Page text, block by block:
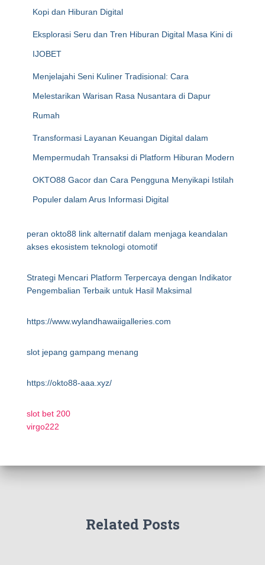
Kopi dan Hiburan Digital
Eksplorasi Seru dan Tren Hiburan Digital Masa Kini di
IJOBET
Menjelajahi Seni Kuliner Tradisional: Cara
Melestarikan Warisan Rasa Nusantara di Dapur
Rumah
Transformasi Layanan Keuangan Digital dalam
Mempermudah Transaksi di Platform Hiburan Modern
OKTO88 Gacor dan Cara Pengguna Menyikapi Istilah
Populer dalam Arus Informasi Digital
peran okto88 link alternatif dalam menjaga keandalan
akses ekosistem teknologi otomotif
Strategi Mencari Platform Terpercaya dengan Indikator
Pengembalian Terbaik untuk Hasil Maksimal
https://www.wylandhawaiigalleries.com
slot jepang gampang menang
https://okto88-aaa.xyz/
slot bet 200
virgo222
Related Posts